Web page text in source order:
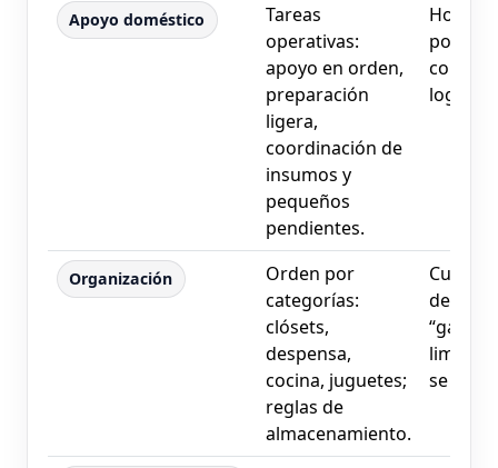
Apoyo doméstico
Tareas
operativas:
apoyo en orden,
preparación
ligera,
coordinación de
insumos y
pequeños
pendientes.
poco
con
Organización
Orden por
categorías:
clósets,
despensa,
cocina, juguetes;
reglas de
almacenamiento.
“gana”
se